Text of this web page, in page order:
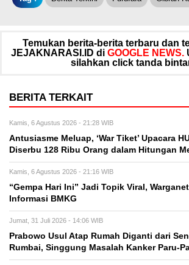
Temukan berita-berita terbaru dan
JEJAKNARASI.ID di GOOGLE NEWS.
silahkan click tanda
BERITA TERKAIT
Kamis, 6 Agustus 2026 - 21:28 WIB
Antusiasme Meluap, ‘War Tiket’ Upacara
Diserbu 128 Ribu Orang dalam Hitungan
Kamis, 6 Agustus 2026 - 21:16 WIB
“Gempa Hari Ini” Jadi Topik Viral,
Informasi BMKG
Jumat, 31 Juli 2026 - 14:06 WIB
Prabowo Usul Atap Rumah Diganti dari
Rumbai, Singgung Masalah Kanker Paru-